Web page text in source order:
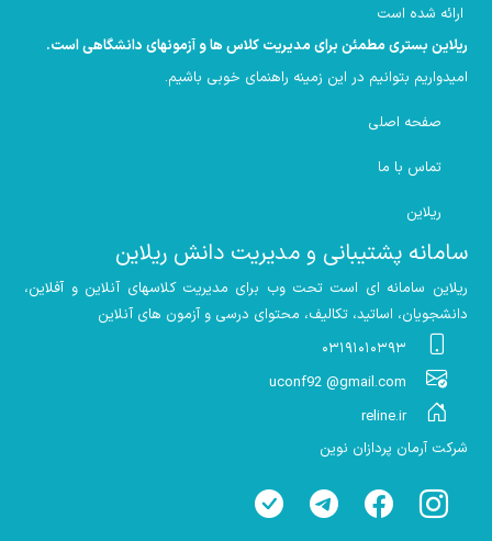
ریلاین بستری مطمئن برای مدیریت کلاس ها و آزمونهای دانشگاهی است.
امیدواریم بتوانیم در این زمینه راهنمای خوبی باشیم.
صفحه اصلی
تماس با ما
ریلاین
سامانه پشتیبانی و مدیریت دانش ریلاین
ریلاین سامانه ای است تحت وب برای مدیریت کلاسهای آنلاین و آفلاین،
دانشجویان، اساتید، تکالیف، محتوای درسی و آزمون های آنلاین
۰۳۱۹۱۰۱۰۳۹۳
uconf92 @gmail.com
reline.ir
شرکت آرمان پردازان نوین